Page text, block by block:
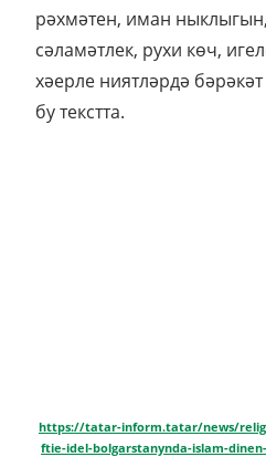
рәхмәтен, иман
сәламәтлек, рухи көч,
хәерле ниятләрдә
бу текстта.
https://tatar-inform.tatar/news/
ftie-idel-bolgarstanynda-islam-